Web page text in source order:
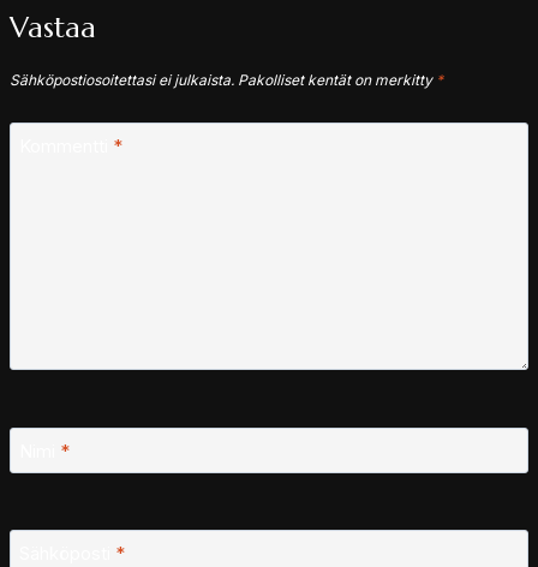
Vastaa
Sähköpostiosoitettasi ei julkaista. Pakolliset kentät on merkitty *
*
*
*